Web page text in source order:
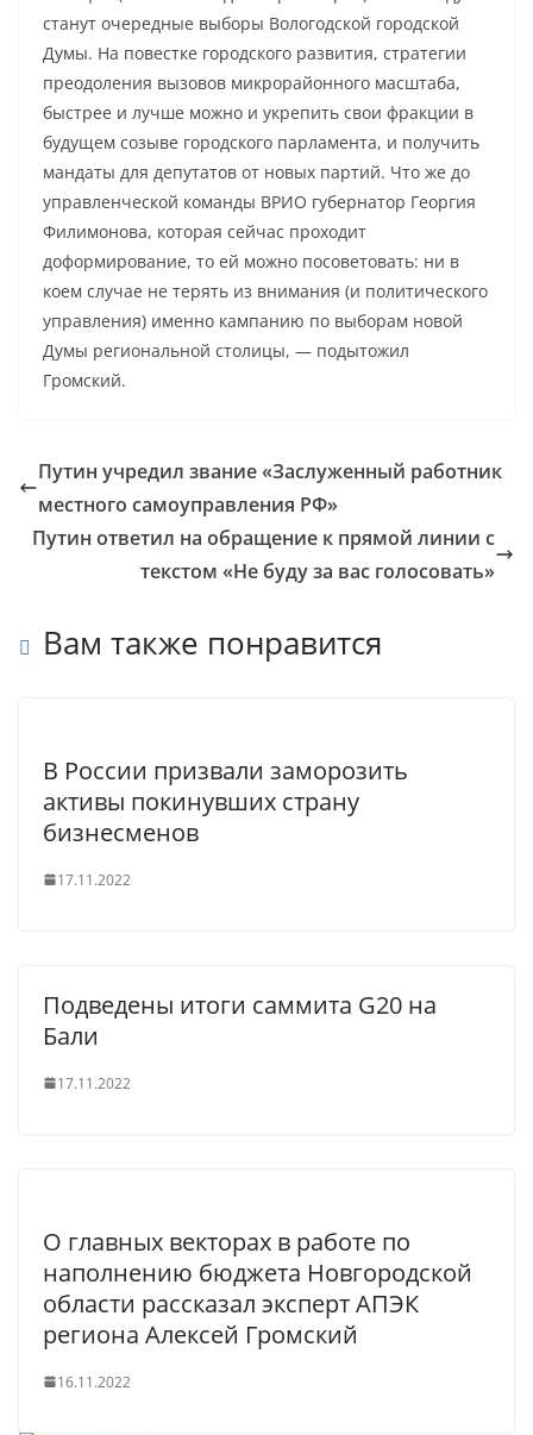
станут очередные выборы Вологодской городской
Думы. На повестке городского развития, стратегии
преодоления вызовов микрорайонного масштаба,
быстрее и лучше можно и укрепить свои фракции в
будущем созыве городского парламента, и получить
мандаты для депутатов от новых партий. Что же до
управленческой команды ВРИО губернатор Георгия
Филимонова, которая сейчас проходит
доформирование, то ей можно посоветовать: ни в
коем случае не терять из внимания (и политического
управления) именно кампанию по выборам новой
Думы региональной столицы, — подытожил
Громский.
Путин учредил звание «Заслуженный работник
местного самоуправления РФ»
Путин ответил на обращение к прямой линии с
текстом «Не буду за вас голосовать»
Вам также понравится
В России призвали заморозить
активы покинувших страну
бизнесменов
17.11.2022
Подведены итоги саммита G20 на
Бали
17.11.2022
О главных векторах в работе по
наполнению бюджета Новгородской
области рассказал эксперт АПЭК
региона Алексей Громский
16.11.2022